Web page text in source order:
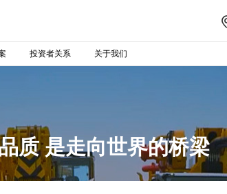
投资者关系 关于我们
质 是走向世界的桥梁